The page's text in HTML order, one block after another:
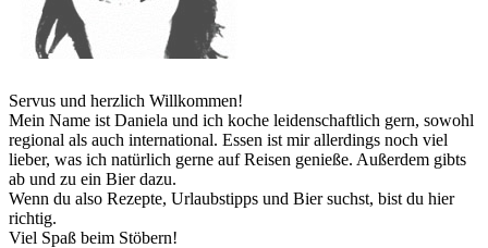
Servus und herzlich Willkommen!
Mein Name ist Daniela und ich koche leidenschaftlich gern, sowohl
regional als auch international. Essen ist mir allerdings noch viel
lieber, was ich natürlich gerne auf Reisen genieße. Außerdem gibts
ab und zu ein Bier dazu.
Wenn du also Rezepte, Urlaubstipps und Bier suchst, bist du hier
richtig.
Viel Spaß beim Stöbern!